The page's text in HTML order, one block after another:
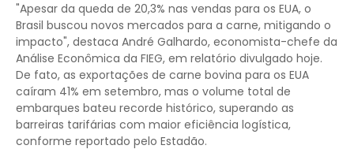
"Apesar da queda de 20,3% nas vendas para os EUA, o
Brasil buscou novos mercados para a carne, mitigando o
impacto", destaca André Galhardo, economista-chefe da
Análise Econômica da FIEG, em relatório divulgado hoje.
De fato, as exportações de carne bovina para os EUA
caíram 41% em setembro, mas o volume total de
embarques bateu recorde histórico, superando as
barreiras tarifárias com maior eficiência logística,
conforme reportado pelo Estadão.